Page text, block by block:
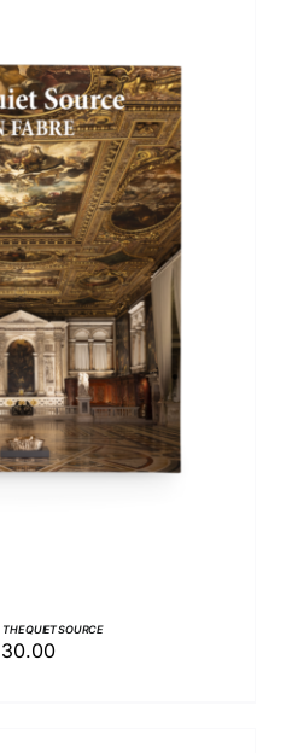
/ DETTAGLI
QUIET SOURCE
30.00